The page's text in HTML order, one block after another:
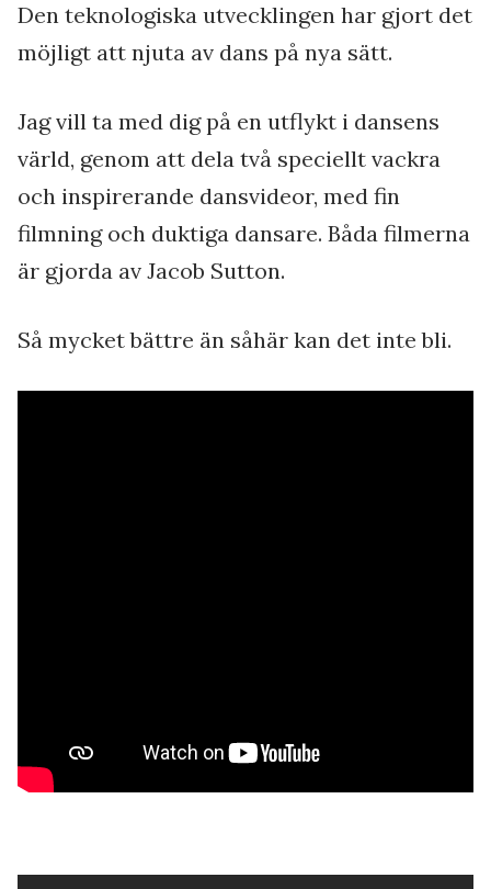
Den teknologiska utvecklingen har gjort det
möjligt att njuta av dans på nya sätt.
Jag vill ta med dig på en utflykt i dansens
värld, genom att dela två speciellt vackra
och inspirerande dansvideor, med fin
filmning och duktiga dansare. Båda filmerna
är gjorda av Jacob Sutton.
Så mycket bättre än såhär kan det inte bli.